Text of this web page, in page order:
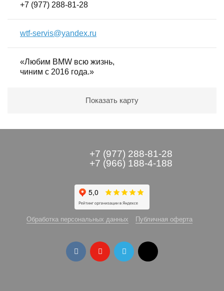
+7 (977) 288-81-28
wtf-servis@yandex.ru
«Любим BMW всю жизнь,
чиним с 2016 года.»
Показать карту
+7 (977) 288-81-28
+7 (966) 188-4-188
Обработка персональных данных Публичная оферта